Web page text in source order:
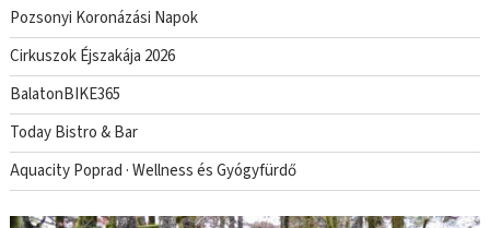
Pozsonyi Koronázási Napok
Cirkuszok Éjszakája 2026
BalatonBIKE365
Today Bistro & Bar
Aquacity Poprad · Wellness és Gyógyfürdő